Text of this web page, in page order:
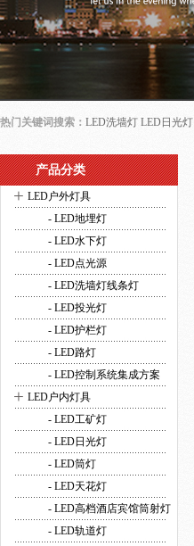
热门关键词搜索： LED洗墙灯 LED日光灯
产品分类
+ LED户外灯具
- LED地埋灯
- LED水下灯
- LED点光源
- LED洗墙灯线条灯
- LED投光灯
- LED护栏灯
- LED路灯
- LED控制系统集成方案
+ LED户内灯具
- LED工矿灯
- LED日光灯
- LED筒灯
- LED天花灯
- LED高档酒店宾馆筒射灯
- LED轨道灯